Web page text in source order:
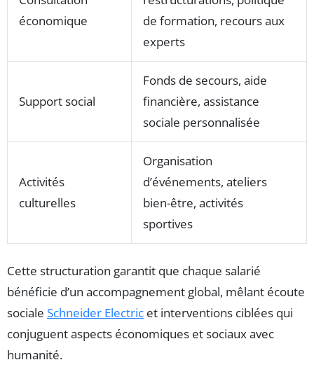
économique
de formation, recours aux
experts
Support social
Fonds de secours, aide
financière, assistance
sociale personnalisée
Activités
culturelles
Organisation
d’événements, ateliers
bien-être, activités
sportives
Cette structuration garantit que chaque salarié
bénéficie d’un accompagnement global, mêlant écoute
sociale Schneider Electric et interventions ciblées qui
conjuguent aspects économiques et sociaux avec
humanité.